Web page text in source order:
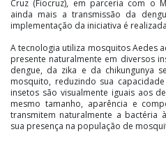
Cruz (Fiocruz), em parceria com o
ainda mais a transmissão da
implementação da iniciativa é
A tecnologia utiliza mosquitos Aedes
presente naturalmente em diversos
dengue, da zika e da chikungunya
mosquito, reduzindo sua
insetos são visualmente iguais aos
mesmo tamanho, aparência e
transmitem naturalmente a bactéria
sua presença na população de